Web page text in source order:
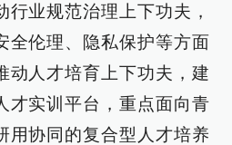
业规范治理上下功夫，
全伦理、隐私保护等方面
动人才培育上下功夫，建
才实训平台，重点面向青
用协同的复合型人才培养